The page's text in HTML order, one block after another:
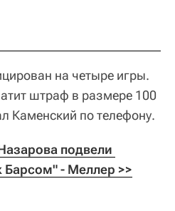
на четыре игры.
штраф в размере 100
Каменский по телефону.
подвели
Барсом" - Меллер >>